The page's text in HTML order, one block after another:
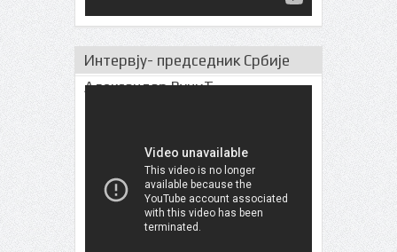
Интервју- председник Србије
Александар ВучиЋ